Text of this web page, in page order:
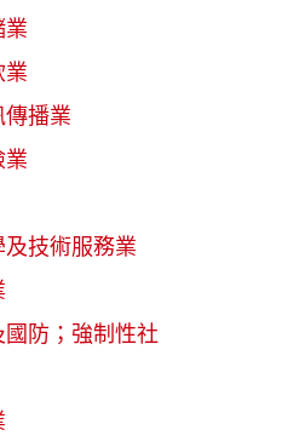
業
業
傳播業
業
技術服務業
防；強制性社